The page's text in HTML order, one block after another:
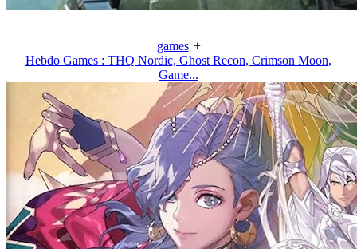
games +
Hebdo Games : THQ Nordic, Ghost Recon, Crimson Moon,
Game...